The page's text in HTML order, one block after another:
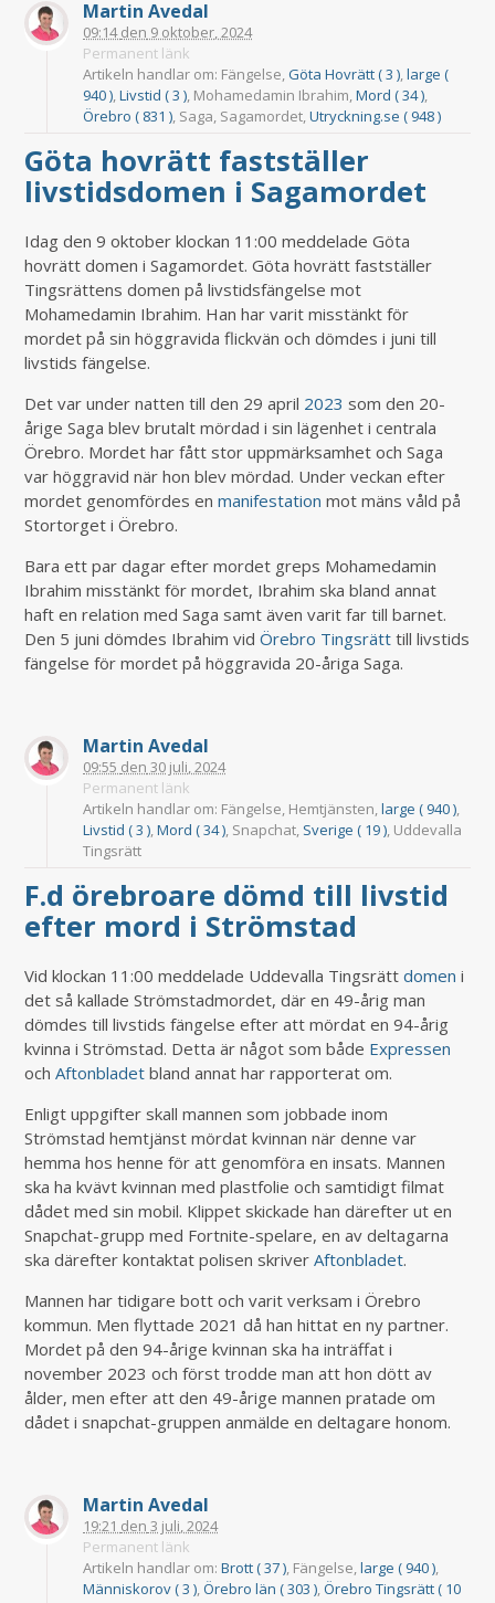
Martin Avedal
09:14den 9 oktober, 2024
Permanent länk
Artikeln handlar om: Fängelse,Göta Hovrätt ( 3 ),large (
940 ),Livstid ( 3 ), Mohamedamin Ibrahim,Mord ( 34 ),
Örebro ( 831 ), Saga, Sagamordet,Utryckning.se ( 948 )
Göta hovrätt fastställer
livstidsdomen i Sagamordet
Idag den 9 oktober klockan 11:00 meddelade Göta
hovrätt domen i Sagamordet. Göta hovrätt fastställer
Tingsrättens domen på livstidsfängelse mot
Mohamedamin Ibrahim. Han har varit misstänkt för
mordet på sin höggravida flickvän och dömdes i juni till
livstids fängelse.
Det var under natten till den 29 april 2023 som den 20-
årige Saga blev brutalt mördad i sin lägenhet i centrala
Örebro. Mordet har fått stor uppmärksamhet och Saga
var höggravid när hon blev mördad. Under veckan efter
mordet genomfördes enmanifestation mot mäns våld på
Stortorget i Örebro.
Bara ett par dagar efter mordet greps Mohamedamin
Ibrahim misstänkt för mordet, Ibrahim ska bland annat
haft en relation med Saga samt även varit far till barnet.
Den 5 juni dömdes Ibrahim vidÖrebro Tingsrätt till livstids
fängelse för mordet på höggravida 20-åriga Saga.
Martin Avedal
09:55 den 30 juli, 2024
Permanent länk
Artikeln handlar om: Fängelse, Hemtjänsten,large ( 940 ),
Livstid ( 3 ),Mord ( 34 ), Snapchat, Sverige ( 19 ), Uddevalla
Tingsrätt
F.d örebroare dömd till livstid
efter mord i Strömstad
Vid klockan 11:00 meddelade Uddevalla Tingsrättdomeni
det så kallade Strömstadmordet, där en 49-årig man
dömdes till livstids fängelse efter att mördat en 94-årig
kvinna i Strömstad. Detta är något som både Expressen
ochAftonbladet bland annat har rapporterat om.
Enligt uppgifter skall mannen som jobbade inom
Strömstad hemtjänst mördat kvinnan när denne var
hemma hos henne för att genomföra en insats. Mannen
ska ha kvävt kvinnan med plastfolie och samtidigt filmat
dådet med sin mobil. Klippet skickade han därefter ut en
Snapchat-grupp med Fortnite-spelare, en av deltagarna
ska därefter kontaktat polisen skriverAftonbladet.
Mannen har tidigare bott och varit verksam i Örebro
kommun. Men flyttade 2021 då han hittat en ny partner.
Mordet på den 94-årige kvinnan ska ha inträffat i
november 2023 och först trodde man att hon dött av
ålder, men efter att den 49-årige mannen pratade om
dådet i snapchat-gruppen anmälde en deltagare honom.
Martin Avedal
19:21 den 3 juli, 2024
Permanent länk
Artikeln handlar om:Brott ( 37 ), Fängelse,large ( 940 ),
Människorov ( 3 ),Örebro län ( 303 ),Örebro Tingsrätt ( 10